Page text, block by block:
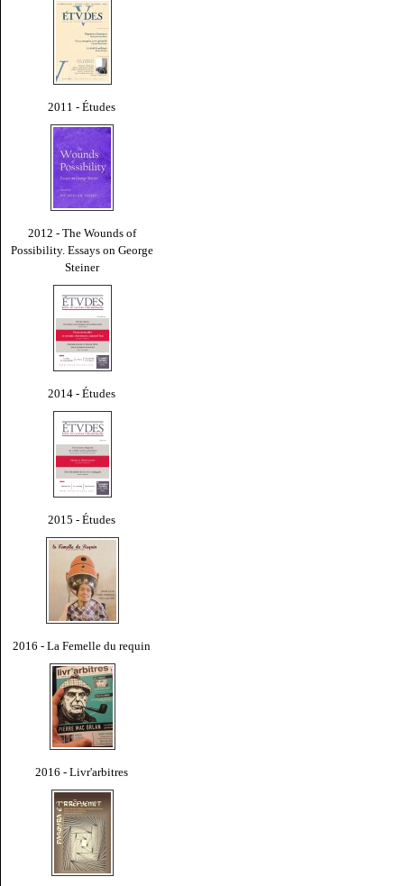
2011 - Études
2012 - The Wounds of
Possibility. Essays on George
Steiner
2014 - Études
2015 - Études
2016 - La Femelle du requin
2016 - Livr'arbitres